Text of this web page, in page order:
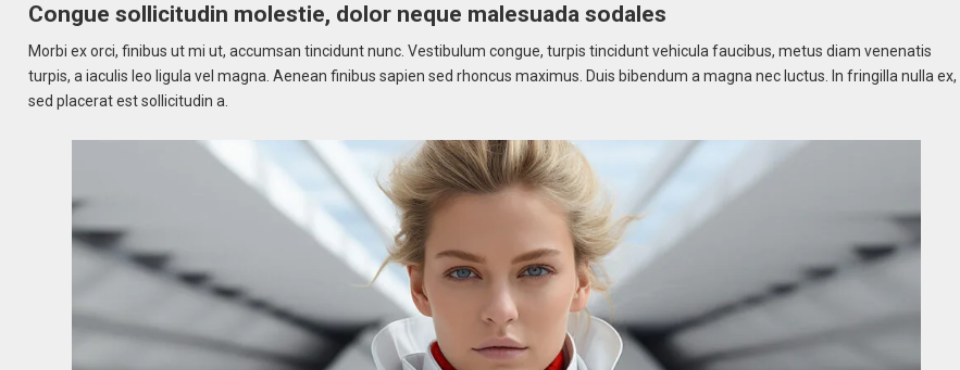
Congue sollicitudin molestie, dolor neque malesuada sodales
Morbi ex orci, finibus ut mi ut, accumsan tincidunt nunc. Vestibulum congue, turpis tincidunt vehicula faucibus, metus diam venenatis
turpis, a iaculis leo ligula vel magna. Aenean finibus sapien sed rhoncus maximus. Duis bibendum a magna nec luctus. In fringilla nulla ex,
sed placerat est sollicitudin a.